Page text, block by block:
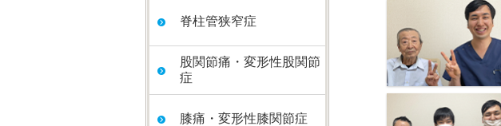
脊柱管狭窄症
股関節痛・変形性股関節
症
膝痛・変形性膝関節症